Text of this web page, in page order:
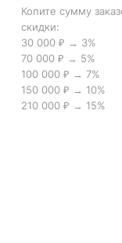
Копите сумму
скидки:
30 000 ₽ → 3%
70 000 ₽ → 5%
100 000 ₽ → 7%
150 000 ₽ → 10%
210 000 ₽ → 15%